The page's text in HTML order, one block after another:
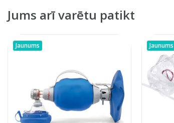
Jums arī varētu patikt
Jaunums Jaunums